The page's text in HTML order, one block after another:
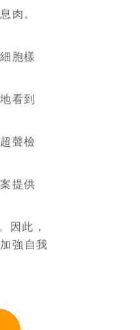
肉。
胞樣
看到
聲檢
提供
因此，
強自我